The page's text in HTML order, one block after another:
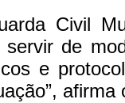
Civil
de
e
afirma